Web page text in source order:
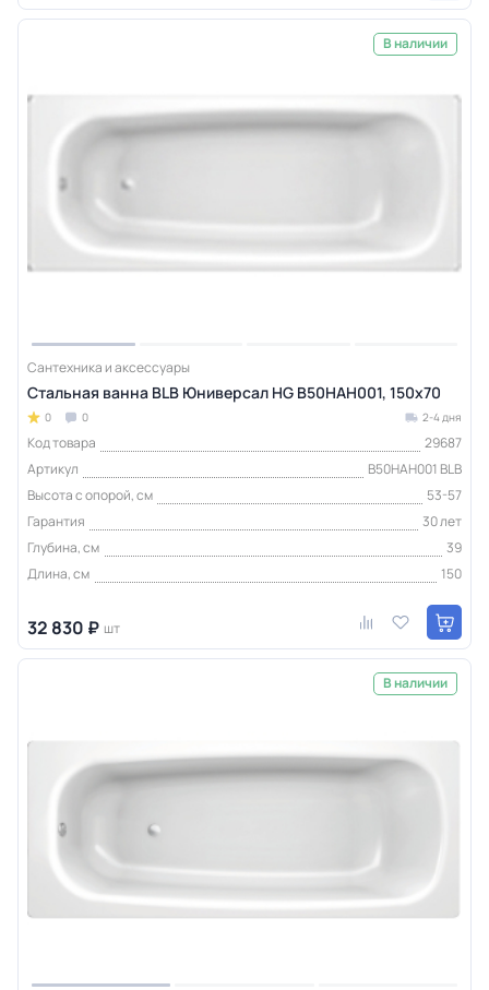
В наличии
Сантехника и аксессуары
Стальная ванна BLB Юниверсал HG B50HAH001, 150х70
0 0 2-4 дня
Код товара
29687
Артикул
B50HAH001 BLB
Высота с опорой, см
53-57
Гарантия
30 лет
Глубина, см
39
Длина, см
150
32 830 ₽ шт
В наличии